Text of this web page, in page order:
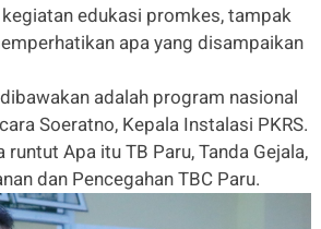
edukasi promkes, tampak
apa yang disampaikan
adalah program nasional
Soeratno, Kepala Instalasi PKRS.
runtut Apa itu TB Paru, Tanda Gejala,
dan Pencegahan TBC Paru.